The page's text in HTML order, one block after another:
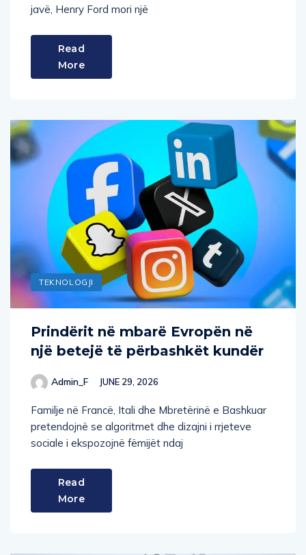
javë, Henry Ford mori një
Read
More
TEKNOLOGJI
Prindërit në mbarë Evropën në
një betejë të përbashkët kundër
Admin_F JUNE 29, 2026
Familje në Francë, Itali dhe Mbretërinë e Bashkuar
pretendojnë se algoritmet dhe dizajni i rrjeteve
sociale i ekspozojnë fëmijët ndaj
Read
More